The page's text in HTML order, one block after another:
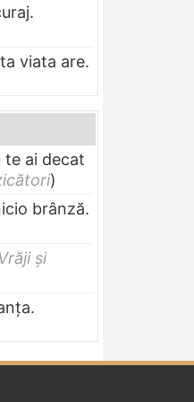
viata are.
te ai decat
)
brânză.
Vrăji și